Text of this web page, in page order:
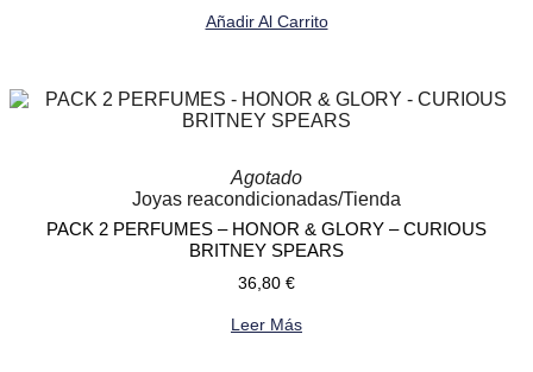
Añadir Al Carrito
Agotado
Joyas reacondicionadas/Tienda
PACK 2 PERFUMES – HONOR & GLORY – CURIOUS
BRITNEY SPEARS
36,80 €
Leer Más